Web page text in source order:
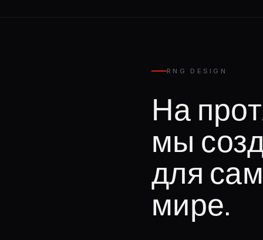
RNG DESIGN
На
мы
для
мире.